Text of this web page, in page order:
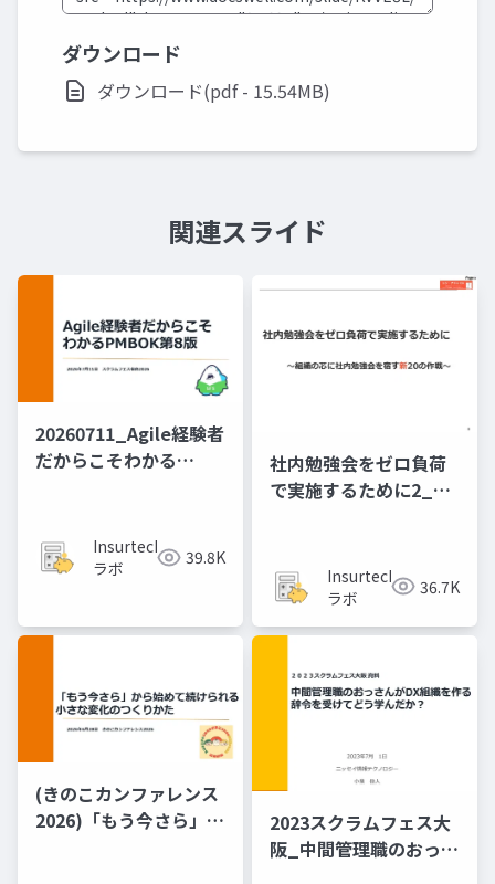
ダウンロード
ダウンロード(pdf - 15.54MB)
関連スライド
20260711_Agile経験者
だから​こそわかる​
Insurtech
ラボ
39.8K
社内勉強会をゼロ負荷
で実施するために2_20
Insurtech
ラボ
36.7K
(きのこカンファレンス
2026)「もう​今さら」か
2023スクラムフェス大
阪_中間管理職のおっさ